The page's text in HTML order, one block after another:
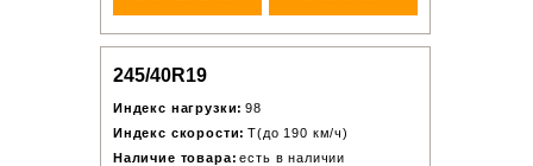
245/40R19
Индекс нагрузки: 98
Индекс скорости: T(до 190 км/ч)
Наличие товара: есть в наличии